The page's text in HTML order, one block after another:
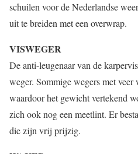
schuilen voor de Nederlandse
uit te breiden met een overwrap.
VISWEGER
De anti-leugenaar van de
weger. Sommige wegers met
waardoor het gewicht vertekend
zich ook nog een meetlint. Er
die zijn vrij prijzig.